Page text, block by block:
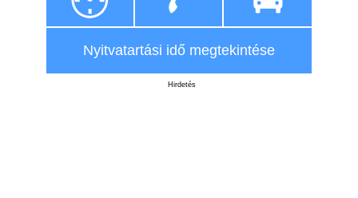
Nyitvatartási idő megtekintése
Hirdetés